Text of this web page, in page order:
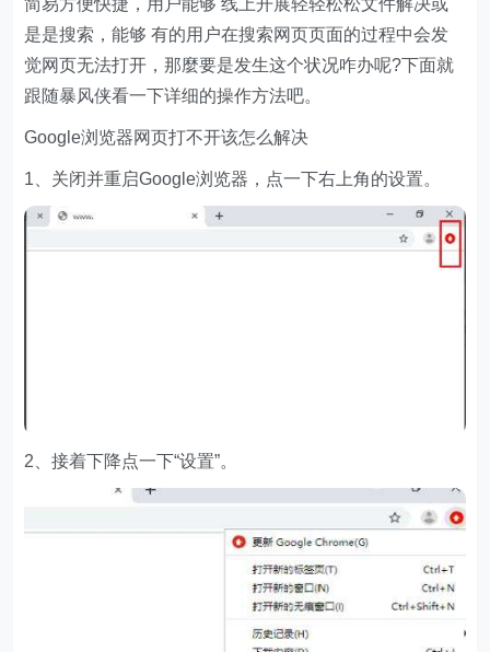
简易方便快捷，用户能够 线上开展轻轻松松文件解决或
是是搜索，能够 有的用户在搜索网页页面的过程中会发
觉网页无法打开，那麼要是发生这个状况咋办呢?下面就
跟随暴风侠看一下详细的操作方法吧。
Google浏览器网页打不开该怎么解决
1、关闭并重启Google浏览器，点一下右上角的设置。
2、接着下降点一下“设置”。